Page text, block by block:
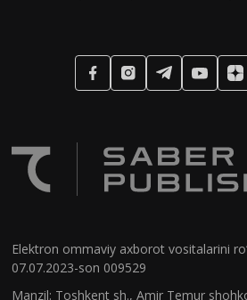
Elektron ommaviy axborot vositalarini
07.07.2023-son 009529
Manzil: Toshkent sh., Amir Temur